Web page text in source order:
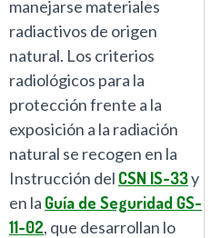
manejarse materiales
radiactivos de origen
natural. Los criterios
radiológicos para la
protección frente a la
exposición a la radiación
natural se recogen en la
Instrucción del CSN IS-33y
en la Guía de Seguridad GS-
11-02, que desarrollan lo